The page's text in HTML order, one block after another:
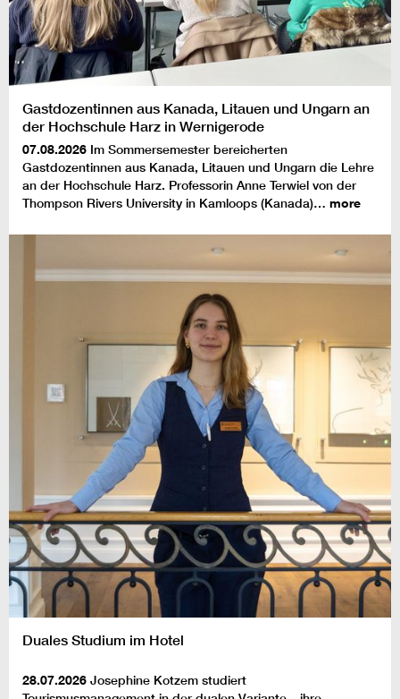
Gastdozentinnen aus Kanada, Litauen und Ungarn an
der Hochschule Harz in Wernigerode
07.08.2026 Im Sommersemester bereicherten
Gastdozentinnen aus Kanada, Litauen und Ungarn die Lehre
an der Hochschule Harz. Professorin Anne Terwiel von der
Thompson Rivers University in Kamloops (Kanada)… more
Duales Studium im Hotel
28.07.2026 Josephine Kotzem studiert